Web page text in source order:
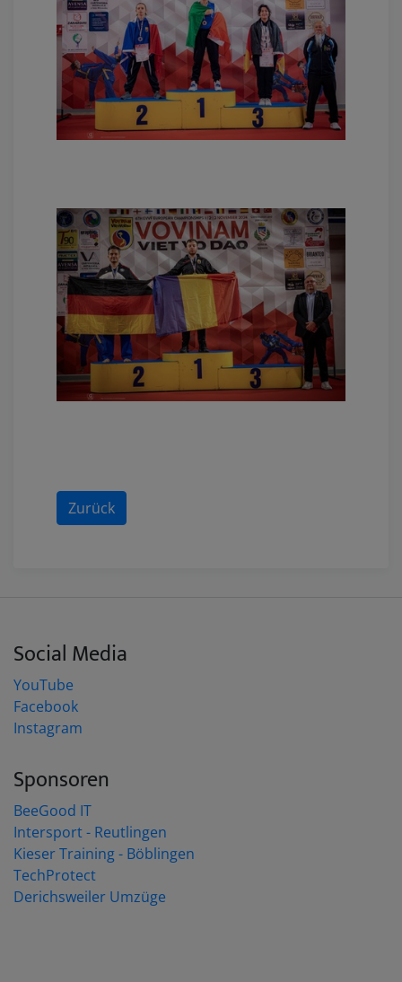
Zurück
Social Media
YouTube
Facebook
Instagram
Sponsoren
BeeGood IT
Intersport - Reutlingen
Kieser Training - Böblingen
TechProtect
Derichsweiler Umzüge